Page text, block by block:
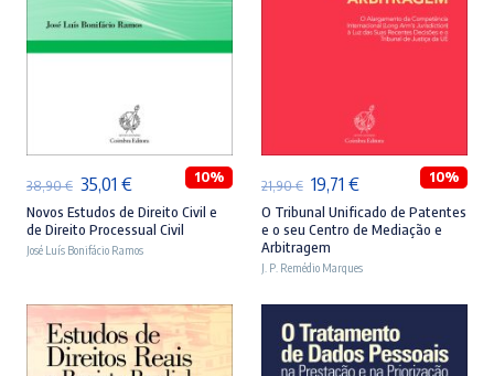
ADICIONAR
38,90€ O
preço
original
38,90 €.
35,01 €O
preço
atual
35,01 €.
10%
Novos Estudos de Direito Civil e
de Direito Processual Civil
José Luís Bonifácio Ramos
ADICIONAR
21,90€ O
preço
original
era:
21,90 €.
19,71 €O
preço
atual
é:
19,71 €.
10%
O Tribunal Unificado de Patentes
e o seu Centro de Mediação e
Arbitragem
J. P. Remédio Marques